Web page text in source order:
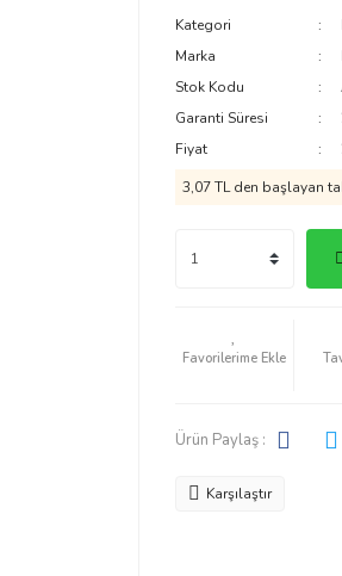
Kategori
Marka
Stok Kodu
Garanti Süresi
Fiyat
3,07 TL den başlayan
Ürün Paylaş :
Karşılaştır